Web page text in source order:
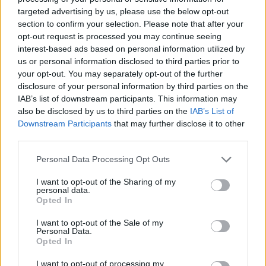
targeted advertising by us, please use the below opt-out
section to confirm your selection. Please note that after your
opt-out request is processed you may continue seeing
interest-based ads based on personal information utilized by
us or personal information disclosed to third parties prior to
your opt-out. You may separately opt-out of the further
disclosure of your personal information by third parties on the
IAB’s list of downstream participants. This information may
also be disclosed by us to third parties on the IAB’s List of
Downstream Participants that may further disclose it to other
Please note that this website/app uses one or more Google
not limited to your visit or usage behaviour. You may click to
grant or deny consent to Google and its third-party tags to
use your data for below specified purposes in below Google
consent section.
Personal Data Processing Opt Outs
I want to opt-out of the Sharing of my
personal data.
Opted In
I want to opt-out of the Sale of my
Personal Data.
Opted In
I want to opt-out of processing my
inadecuadas son señales de que el proveedor
no es responsable.
Falta de conocimiento Si el personal no puede
responder preguntas básicas sobre las especies
que venden, es mejor buscar otro proveedor.
Precios demasiado bajos Los precios muy
bajos pueden indicar que los peces fueron
capturados ilegalmente o criados en
condiciones inadecuadas.
Especies no identificadasSi el vendedor no
vende, es una señal de alerta.
Comprar peces de acuario legales y responsables
también de proteger el medio ambiente y
garantizar el bienestar animal. Al seguir esta guía,
podrás realizar compras informadas y éticas,